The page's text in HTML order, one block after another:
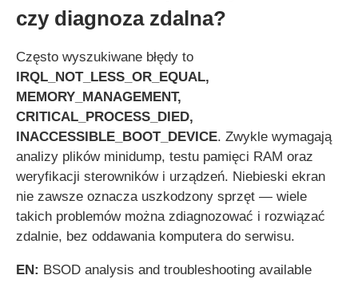
czy diagnoza zdalna?
Często wyszukiwane błędy to
IRQL_NOT_LESS_OR_EQUAL,
MEMORY_MANAGEMENT,
CRITICAL_PROCESS_DIED,
INACCESSIBLE_BOOT_DEVICE. Zwykle wymagają
analizy plików minidump, testu pamięci RAM oraz
weryfikacji sterowników i urządzeń. Niebieski ekran
nie zawsze oznacza uszkodzony sprzęt — wiele
takich problemów można zdiagnozować i rozwiązać
zdalnie, bez oddawania komputera do serwisu.
EN: BSOD analysis and troubleshooting available